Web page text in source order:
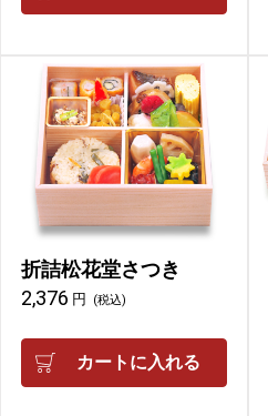
折詰松花堂さつき
2,376 円 (税込)
カートに入れる